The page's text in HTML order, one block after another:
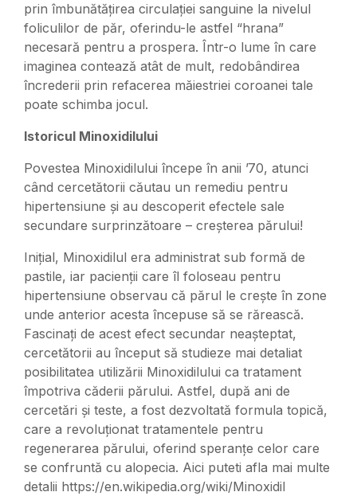
prin îmbunătățirea circulației sanguine la nivelul
foliculilor de păr, oferindu-le astfel “hrana”
necesară pentru a prospera. Într-o lume în care
imaginea contează atât de mult, redobândirea
încrederii prin refacerea măiestriei coroanei tale
poate schimba jocul.
Istoricul Minoxidilului
Povestea Minoxidilului începe în anii ’70, atunci
când cercetătorii căutau un remediu pentru
hipertensiune și au descoperit efectele sale
secundare surprinzătoare – creșterea părului!
Inițial, Minoxidilul era administrat sub formă de
pastile, iar pacienții care îl foloseau pentru
hipertensiune observau că părul le crește în zone
unde anterior acesta începuse să se rărească.
Fascinați de acest efect secundar neașteptat,
cercetătorii au început să studieze mai detaliat
posibilitatea utilizării Minoxidilului ca tratament
împotriva căderii părului. Astfel, după ani de
cercetări și teste, a fost dezvoltată formula topică,
care a revoluționat tratamentele pentru
regenerarea părului, oferind speranțe celor care
se confruntă cu alopecia. Aici puteti afla mai multe
detalii https://en.wikipedia.org/wiki/Minoxidil